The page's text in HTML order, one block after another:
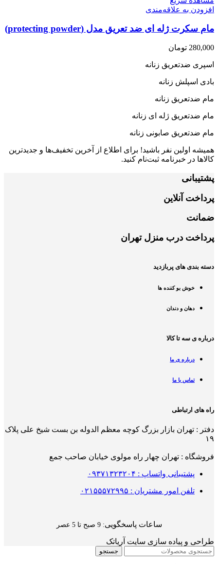
افزودن به علاقه‌مندی
مام سکرت ژله ای ضد تعریق مدل (protecting powder)
280,000 تومان
اسپری ضدتعریق زنانه
بادی اسپلش زنانه
مام ضدتعریق زنانه
مام ضدتعریق ژله ای زنانه
مام ضدتعریق صابونی زنانه
همیشه اولین نفر باشید! برای اطلاع از آخرین تخفیف‌ها و جدیدترین
کالاها در خبرنامه ثبت‌نام کنید.
پشتیبانی
پرداخت آنلاین
ضمانت
پرداخت درب منزل تهران
دسته بندی های پربازدید
خوش بو کننده ها
دهان و دندان
درباره ی سه تا کالا
درباره ی ما
تماس با ما
راه های ارتباطی
دفتر : تهران بازار بزرگ کوچه معظم الدوله بن بست شیخ علی پلاک
۱۹
فروشگاه : تهران چهار راه مولوی خیابان صاحب جمع
پشتیبانی واتساپ : ۰۹۳۷۱۳۲۳۲۰۴
تلفن امور مشتریان : ۰۲۱۵۵۵۷۲۹۹۵
ساعات پاسخگویی: 9 صبح تا 5 عصر
طراحی و پیاده سازی سایت آریاتک
جستجو